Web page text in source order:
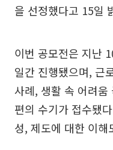
을 선정했다고 15일
이번 공모전은 지난
일간 진행됐으며, 근
사례, 생활 속 어려
편의 수기가 접수됐
성, 제도에 대한 이